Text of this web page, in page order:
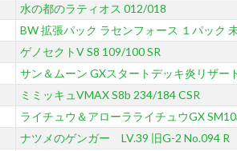
水の都のラティオス 012/018
BW 拡張パック ラセンフォース １パック
ゲノセクトV S8 109/100 SR
サン＆ムーン GXスタートデッキ炎リザー
ミミッキュVMAX S8b 234/184 CSR
ライチュウ＆アローラライチュウGX
ナツメのゲンガー LV.39 旧G-2 No.094 R